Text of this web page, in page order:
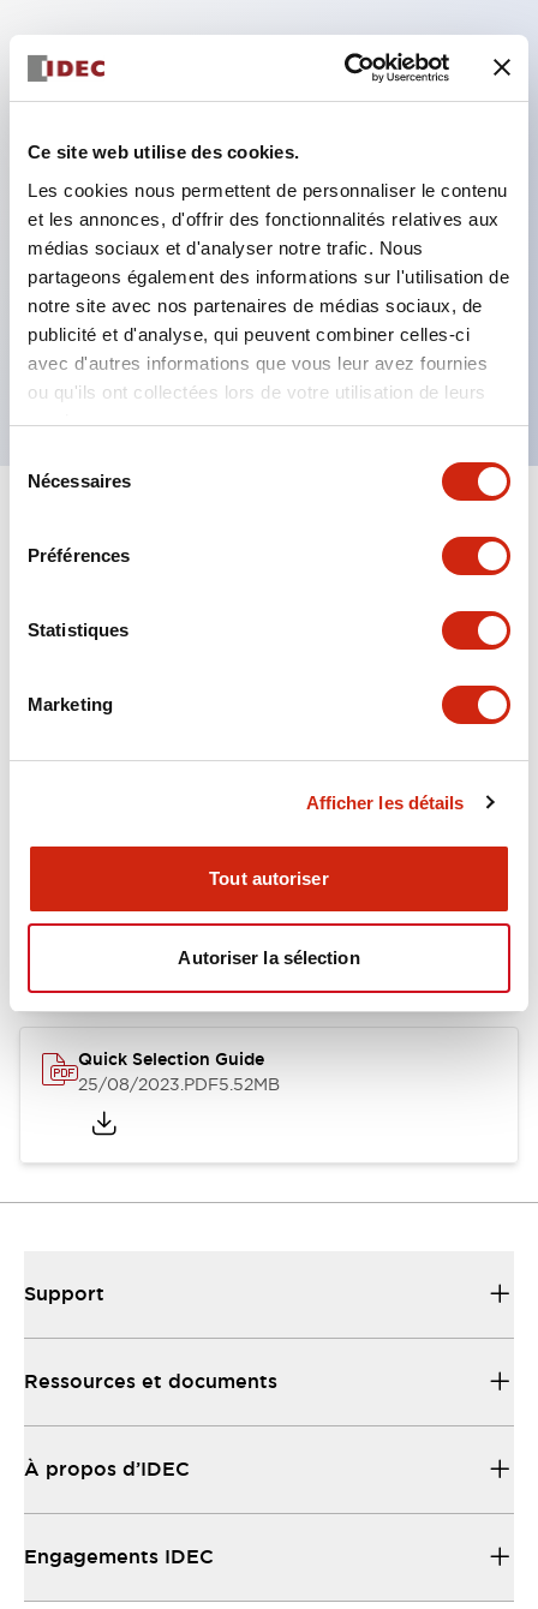
Ce site web utilise des cookies.
Les cookies nous permettent de personnaliser le contenu
et les annonces, d'offrir des fonctionnalités relatives aux
médias sociaux et d'analyser notre trafic. Nous
partageons également des informations sur l'utilisation de
notre site avec nos partenaires de médias sociaux, de
publicité et d'analyse, qui peuvent combiner celles-ci
avec d'autres informations que vous leur avez fournies
ou qu'ils ont collectées lors de votre utilisation de leurs
services.
Nécessaires
Préférences
Statistiques
Marketing
Afficher les détails
Tout autoriser
Autoriser la sélection
Caractéristiques clés
Contacts plaqués or série RY standard
Fiches à lame enfichables ou bornes PCB
Options comprenant voyant, bouton de contrôle et
support de montage supérieur
Options de montage incluant montage supérieur,
socle DIN, socle PCB ou socle de montage sur
panneau
Documents et fichiers
Fichiers CAO
04/06/2025.PDF148.84KB
Quick Selection Guide
25/08/2023.PDF5.52MB
Support
Ressources et documents
À propos d’IDEC
Engagements IDEC